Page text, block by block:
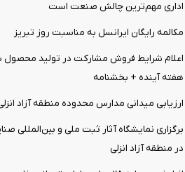
اداری مهم‌ترین چالش صنعت است
مکالمه رایگان ایرانسل به مناسبت روز تبریز
اعلام شرایط فروش مشارکت در تولید محصول
هفته آینده + بخشنامه
ارزیابی میدانی مدارس محدوده منطقه آزاد
برگزاری نمایشگاه آثار ثبت ملی و بین‌المللی
در منطقه آزاد انزلی